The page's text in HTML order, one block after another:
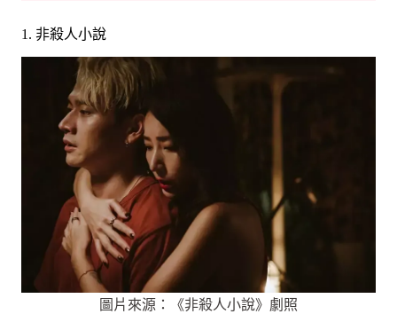
1. 非殺人小說
圖片來源：《非殺人小說》劇照